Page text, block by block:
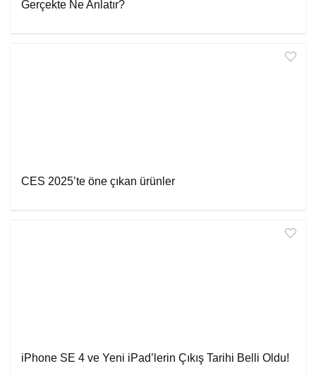
Gerçekte Ne Anlatır?
CES 2025’te öne çıkan ürünler
iPhone SE 4 ve Yeni iPad’lerin Çıkış Tarihi Belli Oldu!